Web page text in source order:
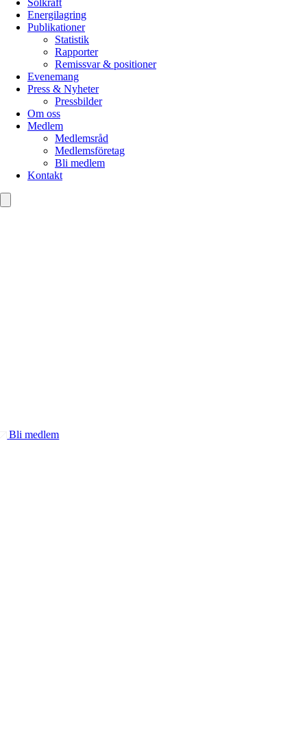
Solkraft
Energilagring
Publikationer
Statistik
Rapporter
Remissvar & positioner
Evenemang
Press & Nyheter
Pressbilder
Om oss
Medlem
Medlemsråd
Medlemsföretag
Bli medlem
Kontakt
Bli medlem